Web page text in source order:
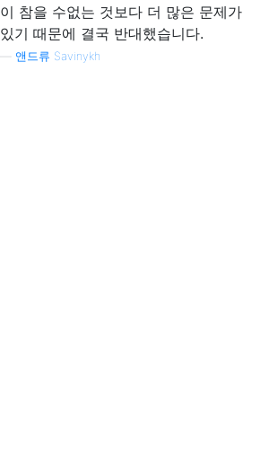
이 참을 수없는 것보다 더 많은 문제가
있기 때문에 결국 반대했습니다.
앤드류 Savinykh